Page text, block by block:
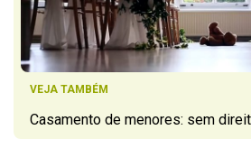
VEJA TAMBÉM
Casamento de menores: sem